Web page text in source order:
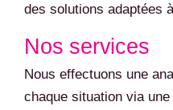
des solutions adaptées
Nos services
Nous effectuons une
chaque situation via